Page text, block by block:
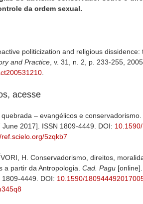
da ordem sexual.
politicization and religious
and Practice , v. 31, n. 2, p. 233-255,
acesse
quebrada – evangélicos e conservadorismo.
2017]. ISSN 1809-4449. DOI:
ref.scielo.org/5zqkb7
H. Conservadorismo, direitos,
a partir da Antropologia. Cad. Pagu
4449. DOI: 10.1590/